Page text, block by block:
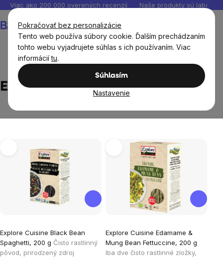
Pokračovať bez personalizácie
Tento web používa súbory cookie. Ďalším prechádzaním
tohto webu vyjadrujete súhlas s ich používaním. Viac
informáciítu.
Súhlasím
Nastavenie
Prejsť
obsah
Viac ako 200 000 overených recenzií Naše produkty sú
košík
Explore cuisine
Explore cuisine
produktov
Explore Cuisine Black Bean
Spaghetti, 200 g Čisto rastlinný
pôvod, prirodzený zdroj
Explore Cuisine Edamame &
Mung Bean Fettuccine, 200 g
Iba dve čisto rastlinné zložky,